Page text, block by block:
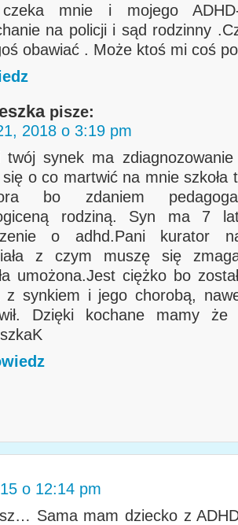
mnie i mojego
na policji i sąd rodzinny
obawiać . Może ktoś mi coś
pisze:
2018 o 3:19 pm
twój synek ma
o co martwić na mnie szkoła
bo zdaniem
rodziną. Syn ma 7
o adhd.Pani kurator
z czym muszę się
umożona.Jest ciężko bo
z synkiem i jego chorobą,
Dzięki kochane mamy
o 12:14 pm
Sama mam dziecko z